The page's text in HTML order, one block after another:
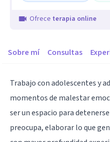
Ofrece terapia online
Sobre mí Consultas
Trabajo con adolescentes y
momentos de malestar
ser un espacio para
preocupa, elaborar lo que